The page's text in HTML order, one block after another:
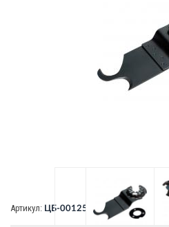
Артикул: ЦБ-00125364 В наличии: